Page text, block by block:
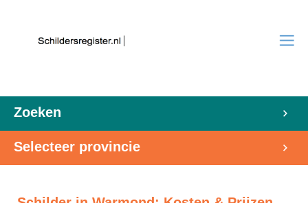
Zoeken
Selecteer provincie